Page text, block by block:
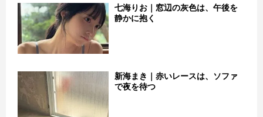
七海りお｜窓辺の灰色は、午後を
静かに抱く
新海まき｜赤いレースは、ソファ
で夜を待つ